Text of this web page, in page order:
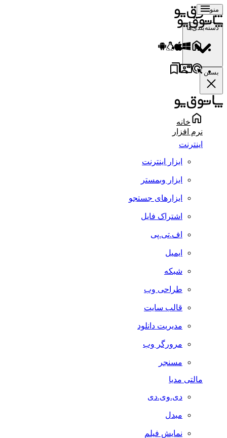
منو
دسته‌بندی‌ها
بستن
خانه
نرم افزار
اینترنت
ابزار اینترنت
ابزار وبمستر
ابزارهای جستجو
اشتراک فایل
اف.تی.پی
ایمیل
شبکه
طراحی وب
قالب سایت
مدیریت دانلود
مرورگر وب
مسنجر
مالتی مدیا
دی.وی.دی
مبدل
نمایش فیلم